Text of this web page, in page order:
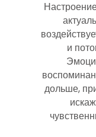
и
дольше,